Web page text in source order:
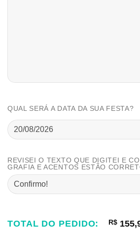
QUAL SERÁ A DATA DA SUA FESTA?
REVISEI O TEXTO QUE DIGITEI E
GRAFIA E ACENTOS ESTÃO
TOTAL DO PEDIDO: R$